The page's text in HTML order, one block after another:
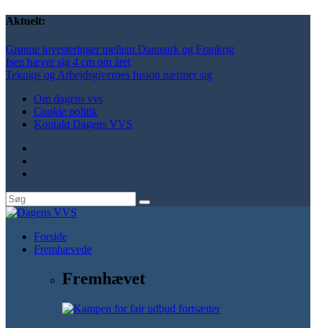
Aktuelt:
Grønne investeringer mellem Danmark og Frankrig
Isen hæver sig 4 cm om året
Tekniqs og Arbejdsgivernes fusion nærmer sig
Om dagens vvs
Cookie politik
Kontakt Dagens VVS
Forside
Fremhævede
Fremhævet